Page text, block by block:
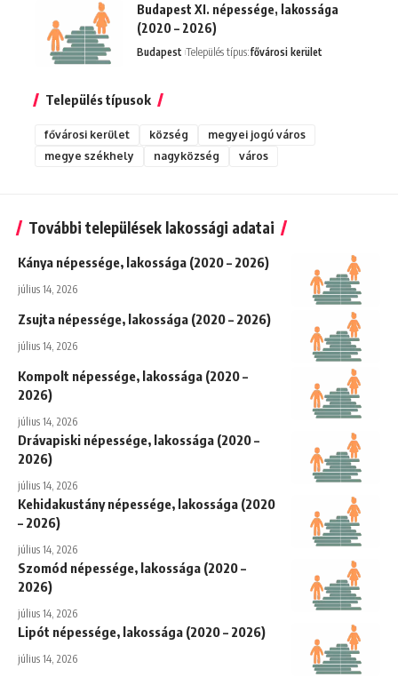
Budapest XI. népessége, lakossága
(2020 – 2026)
Budapest Település típus:fővárosi kerület
Település típusok
fővárosi kerület község
megyei jogú város
megye székhely
nagyközség város
További települések lakossági adatai
Kánya népessége, lakossága (2020 – 2026)
július 14, 2026
Zsujta népessége, lakossága (2020 – 2026)
július 14, 2026
Kompolt népessége, lakossága (2020 –
2026)
július 14, 2026
Drávapiski népessége, lakossága (2020 –
2026)
július 14, 2026
Kehidakustány népessége, lakossága (2020
– 2026)
július 14, 2026
Szomód népessége, lakossága (2020 –
2026)
július 14, 2026
Lipót népessége, lakossága (2020 – 2026)
július 14, 2026